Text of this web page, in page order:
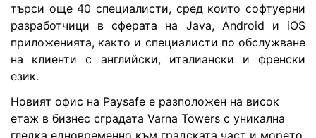
търси още 40 специалисти, сред които софтуерни
разработчици в сферата на Java, Android и iOS
приложенията, както и специалисти по обслужване
на клиенти с английски, италиански и френски
език.
Новият офис на Paysafe е разположен на висок
етаж в бизнес сградата Varna Towers с уникална
гледка едновременно към градската част и морето.